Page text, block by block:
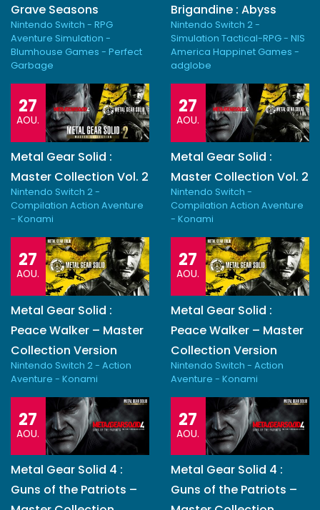
Grave Seasons
Nintendo Switch - RPG
Aventure Simulation -
Blumhouse Games - Perfect
Garbage
Brigandine : Abyss
Nintendo Switch 2 -
Simulation Tactical-RPG - NIS
America Happinet Games -
adglobe
27
AOU.
Metal Gear Solid :
Master Collection Vol. 2
Nintendo Switch 2 -
Compilation Action Aventure
- Konami
27
AOU.
Metal Gear Solid :
Master Collection Vol. 2
Nintendo Switch -
Compilation Action Aventure
- Konami
27
AOU.
Metal Gear Solid :
Peace Walker – Master
Collection Version
Nintendo Switch 2 - Action
Aventure - Konami
27
AOU.
Metal Gear Solid :
Peace Walker – Master
Collection Version
Nintendo Switch - Action
Aventure - Konami
27
AOU.
Metal Gear Solid 4 :
Guns of the Patriots –
27
AOU.
Metal Gear Solid 4 :
Guns of the Patriots –